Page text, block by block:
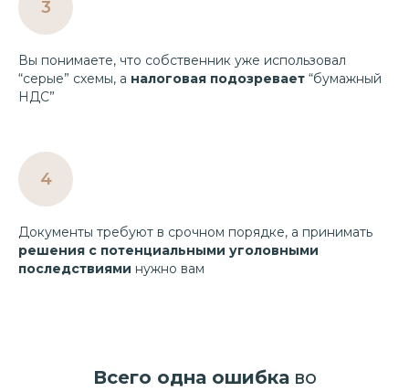
Вы понимаете, что собственник уже использовал
“серые” схемы, а налоговая подозревает “бумажный
НДС”
Документы требуют в срочном порядке, а принимать
решения с потенциальными уголовными
последствиями нужно вам
Всего одна ошибка во